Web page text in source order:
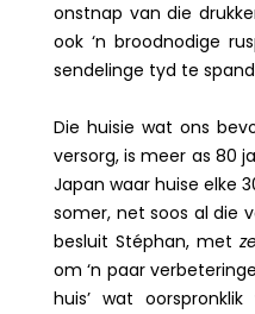
onstnap van die
ook ‘n broodnodige
sendelinge tyd te
Die huisie wat ons
versorg, is meer as 80
Japan waar huise elke
somer, net soos al die
besluit Stéphan, met
om ‘n paar
huis’ wat